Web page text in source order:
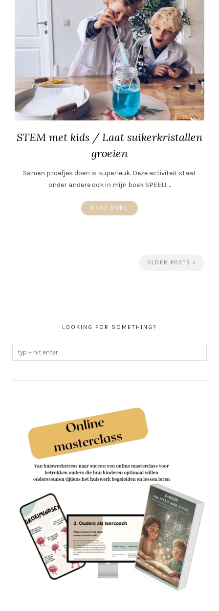
STEM met kids / Laat suikerkristallen
groeien
Samen proefjes doen is superleuk. Deze activiteit staat
onder andere ook in mijn boek SPEEL!.…
READ MORE
OLDER POSTS
LOOKING FOR SOMETHING?